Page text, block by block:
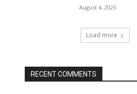
August 4, 2026
Load more
RECENT COMMENTS